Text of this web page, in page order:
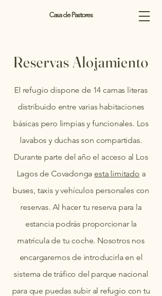
Casa de Pastores
Reservas Alojamiento
El refugio dispone de 14 camas literas
distribuido entre varias habitaciones
básicas pero limpias y funcionales. Los
lavabos y duchas son compartidas.
Durante parte del año el acceso al Los
Lagos de Covadonga esta limitado a
buses, taxis y vehículos personales con
reservas. Al hacer tu reserva para la
estancia podrás proporcionar la
matrícula de tu coche. Nosotros nos
encargaremos de introducirla en el
sistema de tráfico del parque nacional
para que puedas subir al refugio con tu